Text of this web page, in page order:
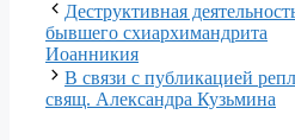
Деструктивная
бывшего схиархимандрита
Иоанникия
В связи с публикацией
свящ. Александра Кузьмина